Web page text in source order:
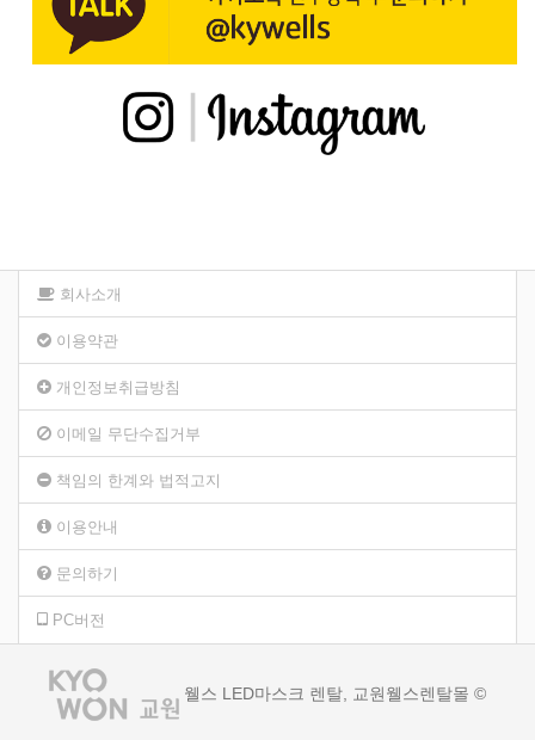
회사소개
이용약관
개인정보취급방침
이메일 무단수집거부
책임의 한계와 법적고지
이용안내
문의하기
PC버전
웰스 LED마스크 렌탈, 교원웰스렌탈몰 ©